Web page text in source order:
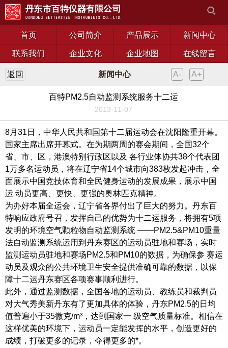
首页 公司简介 产品展示 新闻中心
联系我们 企业文化 企业地图 在线留言
返回 新闻中心 A- A+
百特PM2.5自动监测系统服务十二运
2013-11-07
8月31日，中华人民共和国第十二届运动会在沈阳隆重开幕。
国家主席出席开幕式。在为期两周的赛会期间，全国32个
省、市、区，港澳特别行政区以及 各行业体协共38个代表团
1万多名运动员，将在辽宁省14个城市向383枚发起冲击，全
面展示中国竞技体育和全民健身运动的发展成果，展示中国
运 动员更高、更快、更强的奥林匹克精神。
为办好本届全运会，辽宁省各界付出了巨大的努力。丹东百
特响应政府号召，发挥自己的优势为十二运服务，将拥有5项
发明的环境空气颗粒物自动监测系统 ——PM2.5&PM10重量
法自动监测系统运用到丹东赛区的运动员驻地和赛场，实时
监测运动员驻地和赛场PM2.5和PM10的数据，为确保参 赛运
动员及观众的公共环境卫生安全提供准确可靠的数据，以保
障十二运丹东赛区各项赛事顺利进行。
此外，通过监测数据，全国各地的运动员、教练员和裁判员
对大气秀美新丹东有了更加具体的体验，丹东PM2.5的日均
值普遍小于35微克/m³，达到国家一 级空气质量标准。相信在
这样优美的环境下，运动员一定能发挥的水平，创造更好的
成绩，打破更多的记录，夺得更多的*。